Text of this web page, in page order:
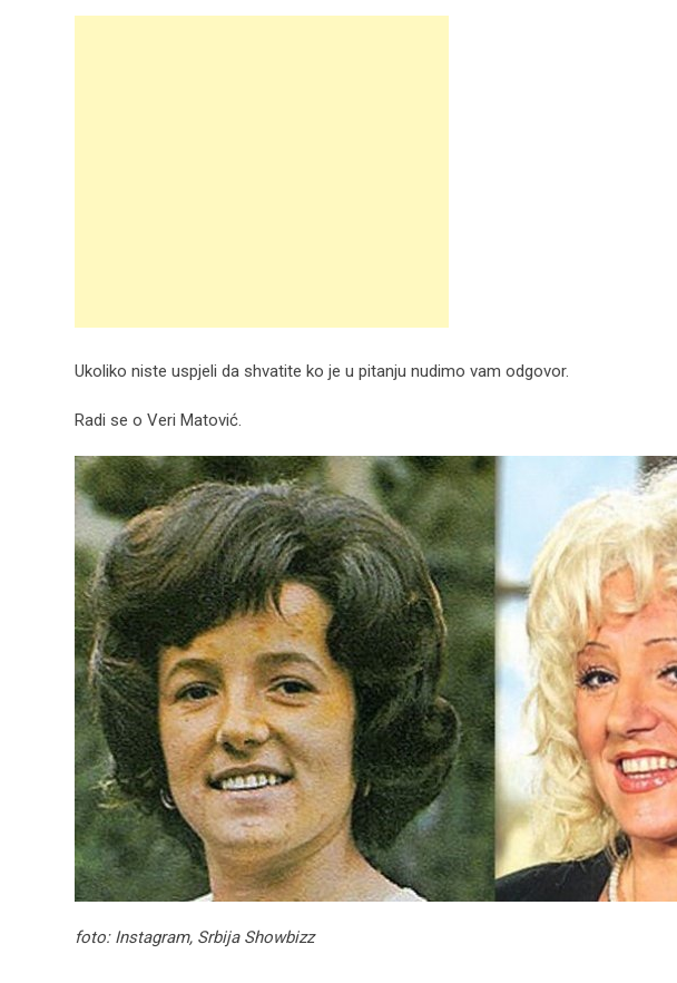
Ukoliko niste uspjeli da shvatite ko je u pitanju nudimo vam odgovor.
Radi se o Veri Matović.
foto: Instagram, Srbija Showbizz